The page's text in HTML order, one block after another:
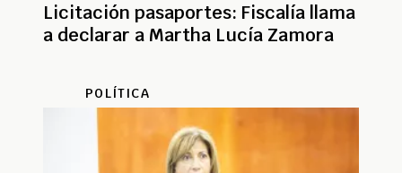
Licitación pasaportes: Fiscalía llama
a declarar a Martha Lucía Zamora
POLÍTICA